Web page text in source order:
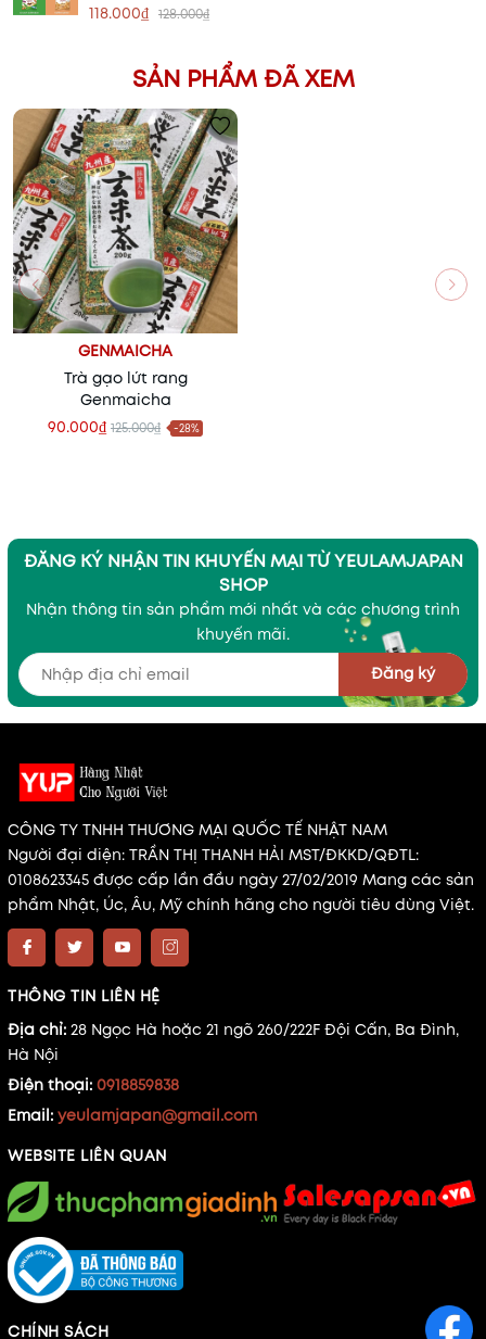
118.000₫ 128.000₫
SẢN PHẨM ĐÃ XEM
GENMAICHA
Trà gạo lứt rang
Genmaicha
90.000₫ 125.000₫ -28%
ĐĂNG KÝ NHẬN TIN KHUYẾN MẠI TỪ YEULAMJAPAN
SHOP
Nhận thông tin sản phẩm mới nhất và các chương trình
khuyến mãi.
Đăng ký
CÔNG TY TNHH THƯƠNG MẠI QUỐC TẾ NHẬT NAM
Người đại diện: TRẦN THỊ THANH HẢI MST/ĐKKD/QĐTL:
0108623345 được cấp lần đầu ngày 27/02/2019 Mang các sản
phẩm Nhật, Úc, Âu, Mỹ chính hãng cho người tiêu dùng Việt.
THÔNG TIN LIÊN HỆ
Địa chỉ: 28 Ngọc Hà hoặc 21 ngõ 260/222F Đội Cấn, Ba Đình,
Hà Nội
Điện thoại: 0918859838
Email: yeulamjapan@gmail.com
WEBSITE LIÊN QUAN
CHÍNH SÁCH